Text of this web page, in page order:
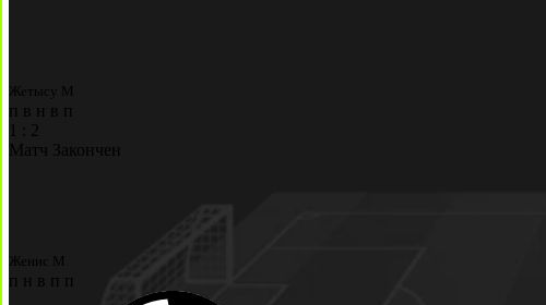
Жетысу М
п в н в
п
1
2
Матч Закончен
Женис М
п н в п п